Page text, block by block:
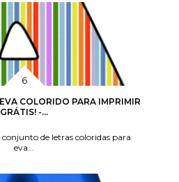
COLORIDO PARA IMPRIMIR
GRÁTIS! -...
de letras coloridas para
eva...